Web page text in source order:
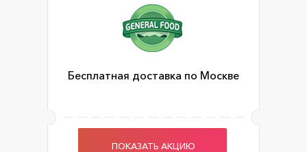
Бесплатная доставка по Москве
ПОКАЗАТЬ АКЦИЮ